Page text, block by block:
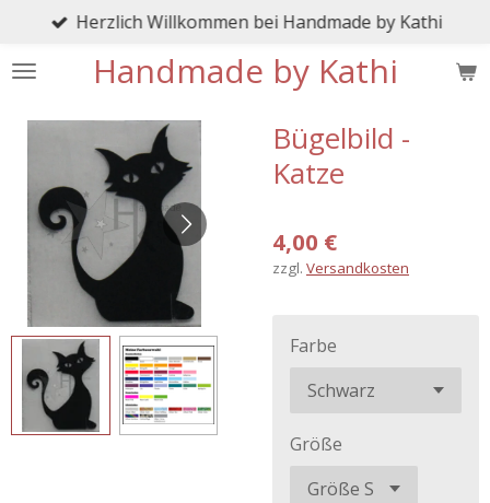
springen
Handmade by Kathi
Herzlich Willkommen bei Handmade by Kathi
Bügelbild -
Katze
4,00 €
zzgl. Versandkosten
Farbe
Größe